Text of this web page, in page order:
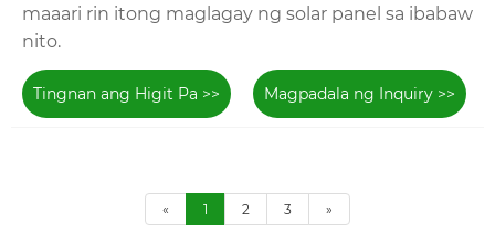
maaari rin itong maglagay ng solar panel sa ibabaw
nito.
Tingnan ang Higit Pa >> Magpadala ng Inquiry >>
« 1 2 3 »